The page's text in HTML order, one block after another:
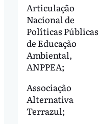
Articulação
Nacional de
Políticas Públicas
de Educação
Ambiental,
ANPPEA;
Associação
Alternativa
Terrazul;